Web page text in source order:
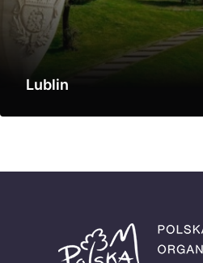
Lublin
Zobacz